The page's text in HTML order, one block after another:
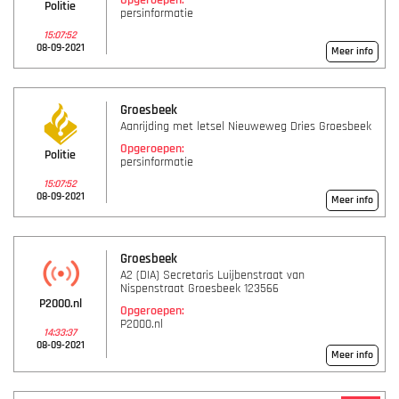
Politie
15:07:52
08-09-2021
persinformatie
Meer info
Politie
15:07:52
08-09-2021
Groesbeek
Aanrijding met letsel Nieuweweg Dries Groesbeek
Opgeroepen:
persinformatie
Meer info
P2000.nl
14:33:37
08-09-2021
Groesbeek
A2 (DIA) Secretaris Luijbenstraat van
Nispenstraat Groesbeek 123566
Opgeroepen:
P2000.nl
Meer info